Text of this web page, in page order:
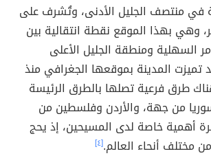
في منتصف الجليل الأدنى، وتُشرف على
وهي بهذا الموقع نقطة انتقالية بين
السهلية ومنطقة الجليل الأعلى
تميزت المدينة بموقعها الجغرافي منذ
طرق فرعية تصلها بالطرق الرئيسة
من جهة، والأردن وفلسطين من
أهمية خاصة لدى المسيحين، إذ يحج
مختلف أنحاء العالم.[٤]